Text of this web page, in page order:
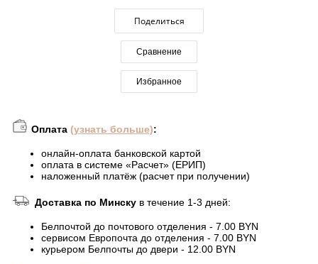
Поделиться
Сравнение
Избранное
Оплата (узнать больше):
онлайн-оплата банковской картой
оплата в системе «Расчет» (ЕРИП)
наложенный платёж (расчет при получении)
Доставка по Минску в течение 1-3 дней:
Белпочтой до почтового отделения - 7.00 BYN
сервисом Европочта до отделения - 7.00 BYN
курьером Белпочты до двери - 12.00 BYN